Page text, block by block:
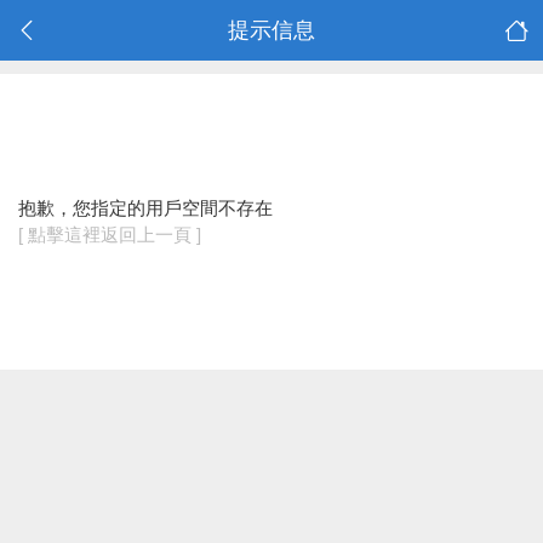
提示信息
抱歉，您指定的用戶空間不存在
[ 點擊這裡返回上一頁 ]